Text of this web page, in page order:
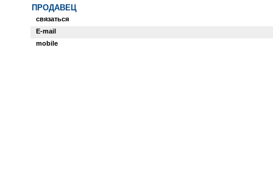
ПРОДАВЕЦ
связаться
E-mail
mobile